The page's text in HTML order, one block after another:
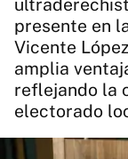
presente en
Vicente
amplia
reflejando la
electorado